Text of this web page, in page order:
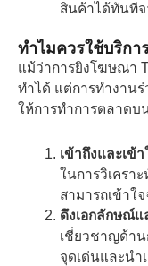
สินค้าได้ทันที
ทำไมควรใช้บริกา
แม้ว่าการยิงโฆษณา
ทำได้ แต่การทำงาน
ให้การทำการตลาดบ
เข้าถึงและเข้
ในการวิเครา
สามารถเข้าใ
ดึงเอกลักษณ์
เชี่ยวชาญด้าน
จุดเด่นและนำ